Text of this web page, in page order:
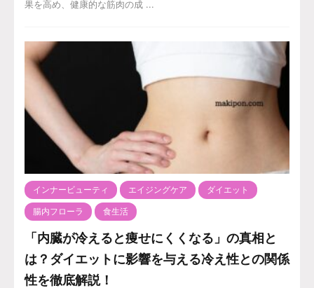
果を高め、健康的な筋肉の成 ...
インナービューティ エイジングケア ダイエット
腸内フローラ 食生活
「内臓が冷えると痩せにくくなる」の真相と
は？ダイエットに影響を与える冷え性との関係
性を徹底解説！